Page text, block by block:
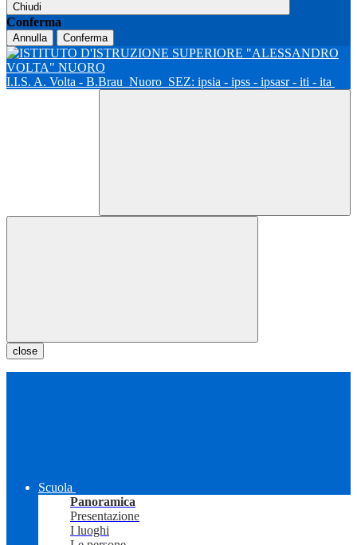
Chiudi
Conferma
Annulla Conferma
I.I.S. A. Volta - B.Brau Nuoro SEZ: ipsia - ipss - ipsasr - iti - ita
close
Scuola
Panoramica
Presentazione
I luoghi